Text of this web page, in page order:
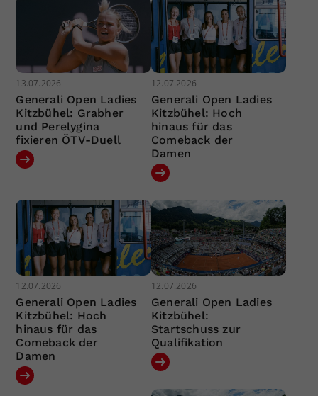
13.07.2026
Generali Open Ladies
Kitzbühel: Grabher
und Perelygina
fixieren ÖTV-Duell
12.07.2026
Generali Open Ladies
Kitzbühel: Hoch
hinaus für das
Comeback der
Damen
12.07.2026
Generali Open Ladies
Kitzbühel: Hoch
hinaus für das
Comeback der
Damen
12.07.2026
Generali Open Ladies
Kitzbühel:
Startschuss zur
Qualifikation